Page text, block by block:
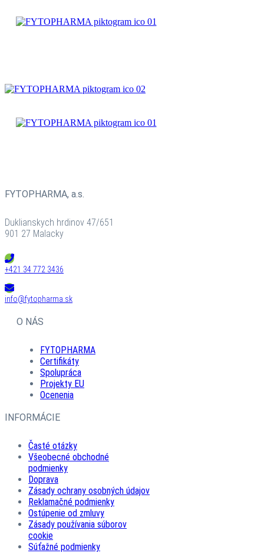
FYTOPHARMA, a.s.
Duklianskych hrdinov 47/651
901 27 Malacky
+421 34 772 3436
info@fytopharma.sk
O NÁS
FYTOPHARMA
Certifikáty
Spolupráca
Projekty EU
Ocenenia
INFORMÁCIE
Časté otázky
Všeobecné obchodné
podmienky
Doprava
Zásady ochrany osobných údajov
Reklamačné podmienky
Ostúpenie od zmluvy
Zásady používania súborov
cookie
Súťažné podmienky